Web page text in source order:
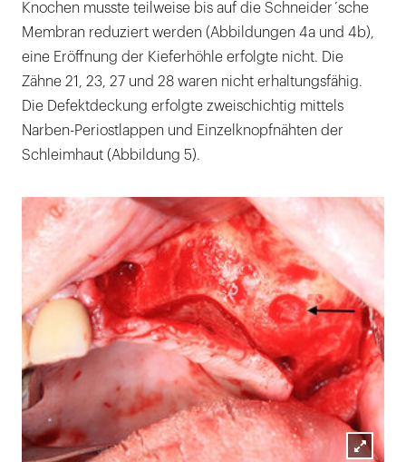
Knochen musste teilweise bis auf die Schneider´sche
Membran reduziert werden (Abbildungen 4a und 4b),
eine Eröffnung der Kieferhöhle erfolgte nicht. Die
Zähne 21, 23, 27 und 28 waren nicht erhaltungsfähig.
Die Defektdeckung erfolgte zweischichtig mittels
Narben-Periostlappen und Einzelknopfnähten der
Schleimhaut (Abbildung 5).